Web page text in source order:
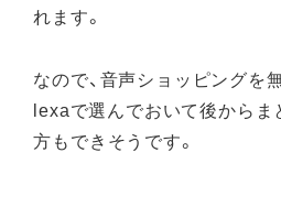
れます。
なので、音声ショッピングを
lexaで選んでおいて後からま
方もできそうです。